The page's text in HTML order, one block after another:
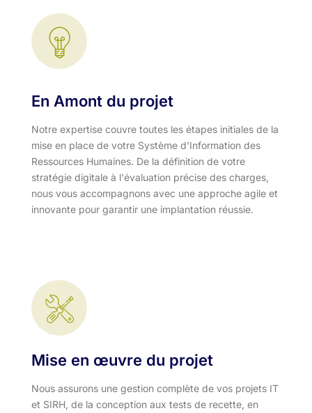
En Amont du projet
Notre expertise couvre toutes les étapes initiales de la
mise en place de votre Système d'Information des
Ressources Humaines. De la définition de votre
stratégie digitale à l'évaluation précise des charges,
nous vous accompagnons avec une approche agile et
innovante pour garantir une implantation réussie.
Mise en œuvre du projet
Nous assurons une gestion complète de vos projets IT
et SIRH, de la conception aux tests de recette, en